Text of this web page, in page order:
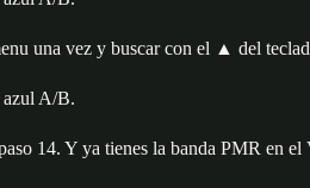
una vez y buscar con el ▲ del
azul A/B.
14. Y ya tienes la banda PMR